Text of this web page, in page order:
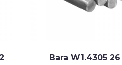
Bara W1.4305 26 MM